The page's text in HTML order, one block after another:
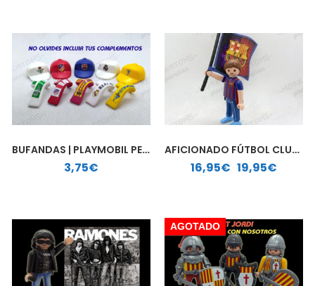
BUFANDAS | PLAYMOBIL PERSONALIZADAS
3,75€
AFICIONADO FÚTBOL CLUB BARCELONA | PLAYMOBIL PERSONALIZADO
16,95€ 19,95€
Rango de precios: desde 16,95€ hasta 19,95€
AGOTADO